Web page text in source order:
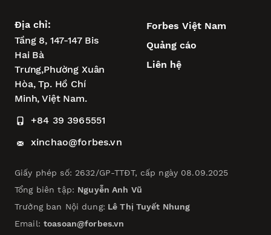
Địa chỉ:
Tầng 8, 147-147 Bis
Hai Bà
Trưng,Phường Xuân
Hòa,Tp. Hồ Chí
Minh, Việt Nam.
+84 39 3965551
xinchao@forbes.vn
Forbes Việt Nam
Quảng cáo
Liên hệ
Giấy phép số: 2632/GP-TTĐT, cấp ngày 08.09.2025
Tổng biên tập: Nguyễn Anh Vũ
Trưởng ban Nội dung: Lê Thị Tuyết Nhung
Email: toasoan@forbes.vn